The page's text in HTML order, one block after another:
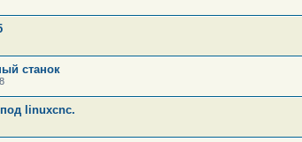
станок
под linuxcnc.